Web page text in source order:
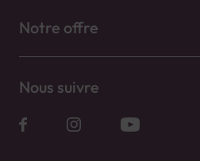
Notre offre
Nous suivre